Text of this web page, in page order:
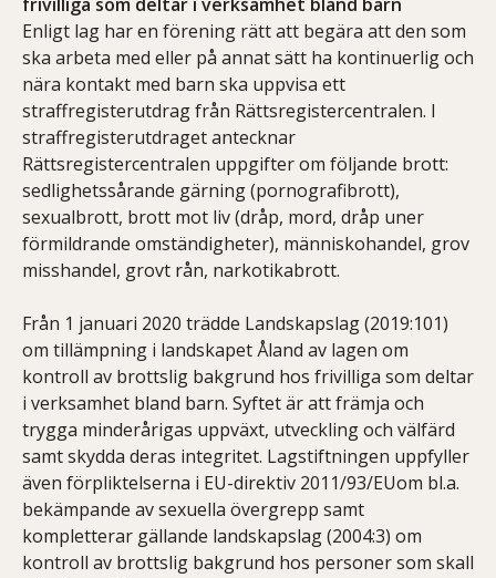
Enligt lag har en förening rätt att begära att den som
ska arbeta med eller på annat sätt ha kontinuerlig och
nära kontakt med barn ska uppvisa ett
straffregisterutdrag från Rättsregistercentralen. I
straffregisterutdraget antecknar
Rättsregistercentralen uppgifter om följande brott:
sedlighetssårande gärning (pornografibrott),
sexualbrott, brott mot liv (dråp, mord, dråp uner
förmildrande omständigheter), människohandel, grov
misshandel, grovt rån, narkotikabrott.
Från 1 januari 2020 trädde Landskapslag (2019:101)
om tillämpning i landskapet Åland av lagen om
kontroll av brottslig bakgrund hos frivilliga som deltar
i verksamhet bland barn. Syftet är att främja och
trygga minderårigas uppväxt, utveckling och välfärd
samt skydda deras integritet. Lagstiftningen uppfyller
även förpliktelserna i EU-direktiv 2011/93/EUom bl.a.
bekämpande av sexuella övergrepp samt
kompletterar gällande landskapslag (2004:3) om
kontroll av brottslig bakgrund hos personer som skall